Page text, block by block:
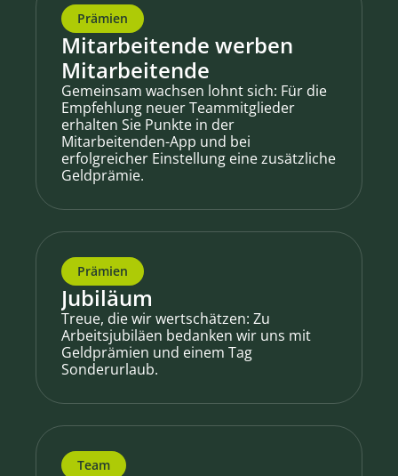
Prämien
Mitarbeitende werben
Mitarbeitende
Gemeinsam wachsen lohnt sich: Für die
Empfehlung neuer Teammitglieder
erhalten Sie Punkte in der
Mitarbeitenden-App und bei
erfolgreicher Einstellung eine zusätzliche
Geldprämie.
Prämien
Jubiläum
Treue, die wir wertschätzen: Zu
Arbeitsjubiläen bedanken wir uns mit
Geldprämien und einem Tag
Sonderurlaub.
Team